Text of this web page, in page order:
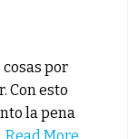
por
Con esto
la pena